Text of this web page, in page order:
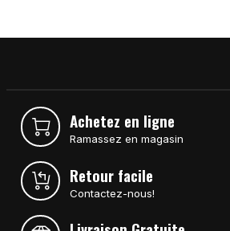
Achetez en ligne
Ramassez en magasin
Retour facile
Contactez-nous!